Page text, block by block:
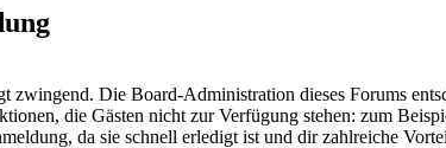
zwingend. Die Board-Administration dieses Forums
die Gästen nicht zur Verfügung stehen: zum
da sie schnell erledigt ist und dir zahlreiche